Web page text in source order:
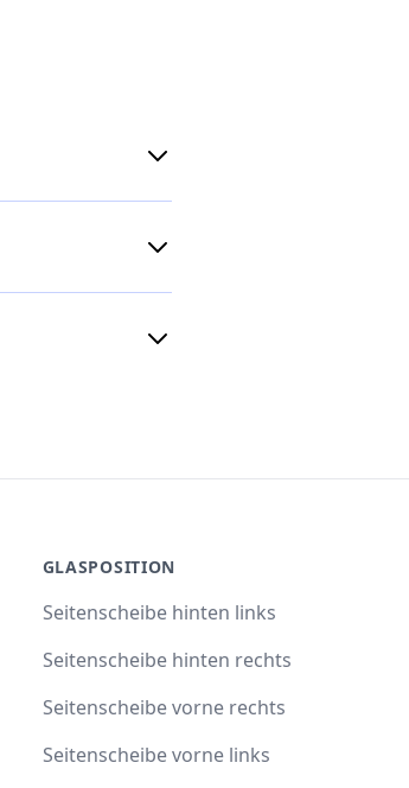
GLASPOSITION
Seitenscheibe hinten links
Seitenscheibe hinten rechts
Seitenscheibe vorne rechts
Seitenscheibe vorne links